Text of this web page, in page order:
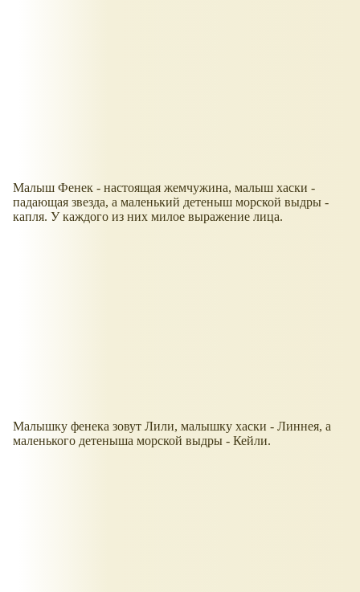
Малыш Фенек - настоящая жемчужина, малыш хаски -
падающая звезда, а маленький детеныш морской выдры -
капля. У каждого из них милое выражение лица.
Малышку фенека зовут Лили, малышку хаски - Линнея, а
маленького детеныша морской выдры - Кейли.